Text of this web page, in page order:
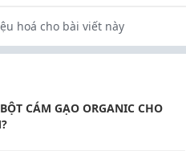
hoá cho bài viết này
CÁM GẠO ORGANIC CHO